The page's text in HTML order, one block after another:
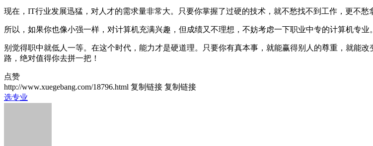
现在，IT行业发展迅猛，对人才的需求量非常大。只要你掌握了过硬的技术，就不愁找不到工作，更不愁
所以，如果你也像小强一样，对计算机充满兴趣，但成绩又不理想，不妨考虑一下职业中专的计算机专业
别觉得职中就低人一等。在这个时代，能力才是硬道理。只要你有真本事，就能赢得别人的尊重，就能
路，绝对值得你去拼一把！
点赞
http://www.xuegebang.com/18796.html 复制链接 复制链接
选专业